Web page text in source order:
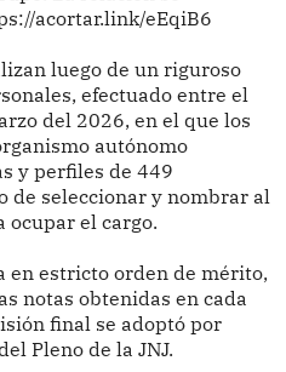
acortar.link/eEqiB6
luego de un riguroso
efectuado entre el
del 2026, en el que los
autónomo
y perfiles de 449
de seleccionar y nombrar al
ocupar el cargo.
en estricto orden de mérito,
notas obtenidas en cada
final se adoptó por
Pleno de la JNJ.